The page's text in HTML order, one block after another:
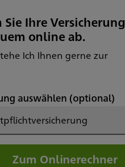
Sie Ihre Versicherung
online ab.
Ich Ihnen gerne zur
auswählen (optional)
Zum Onlinerechner